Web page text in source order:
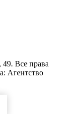
Все права
Агентство